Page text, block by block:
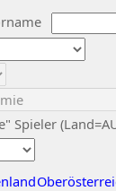
Spieler